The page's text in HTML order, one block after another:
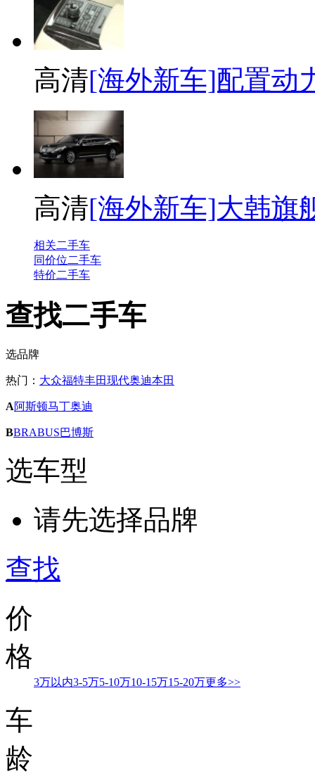
高清[海外新车]配置动
高清[海外新车]大韩旗
相关二手车
同价位二手车
特价二手车
查找二手车
选品牌
热门： 大众福特丰田现代奥迪本田
A阿斯顿马丁奥迪
BBRABUS巴博斯
选车型
请先选择品牌
查找
价
格
3万以内3-5万5-10万10-15万15-20万更多>>
车
龄